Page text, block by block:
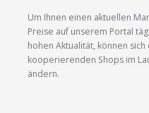
Um Ihnen einen aktuellen
Preise auf unserem Portal
hohen Aktualität, können
kooperierenden Shops im
ändern.